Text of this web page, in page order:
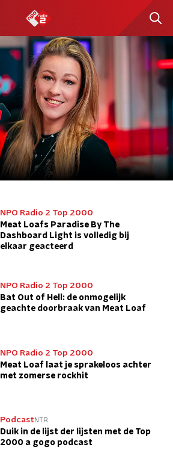
NPO Radio 2 Top 2000
Meat Loafs Paradise By The
Dashboard Light is volledig bij
elkaar geacteerd
NPO Radio 2 Top 2000
Bat Out of Hell: de onmogelijk
geachte doorbraak van Meat Loaf
NPO Radio 2 Top 2000
Meat Loaf laat je sprakeloos achter
met zomerse rockhit
PodcastNTR
Duik in de lijst der lijsten met de Top
2000 a gogo podcast